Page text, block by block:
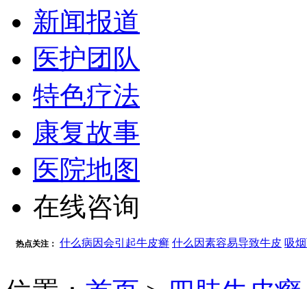
新闻报道
医护团队
特色疗法
康复故事
医院地图
在线咨询
热点关注： 什么病因会引起牛皮癣 什么因素容易导致牛皮 吸